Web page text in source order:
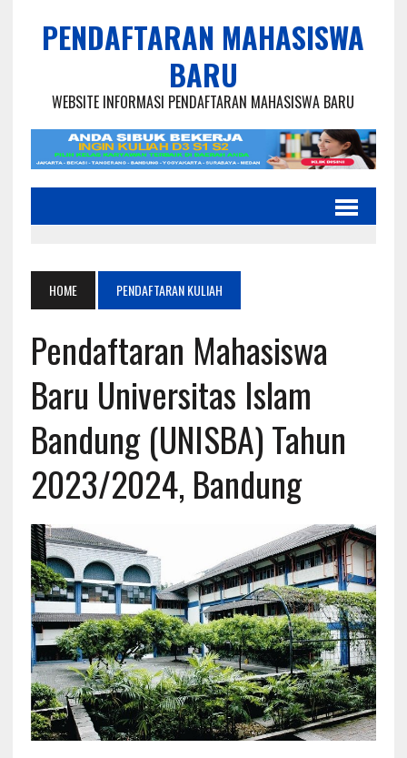
PENDAFTARAN MAHASISWA
BARU
WEBSITE INFORMASI PENDAFTARAN MAHASISWA BARU
HOME PENDAFTARAN KULIAH
Pendaftaran Mahasiswa
Baru Universitas Islam
Bandung (UNISBA) Tahun
2023/2024, Bandung